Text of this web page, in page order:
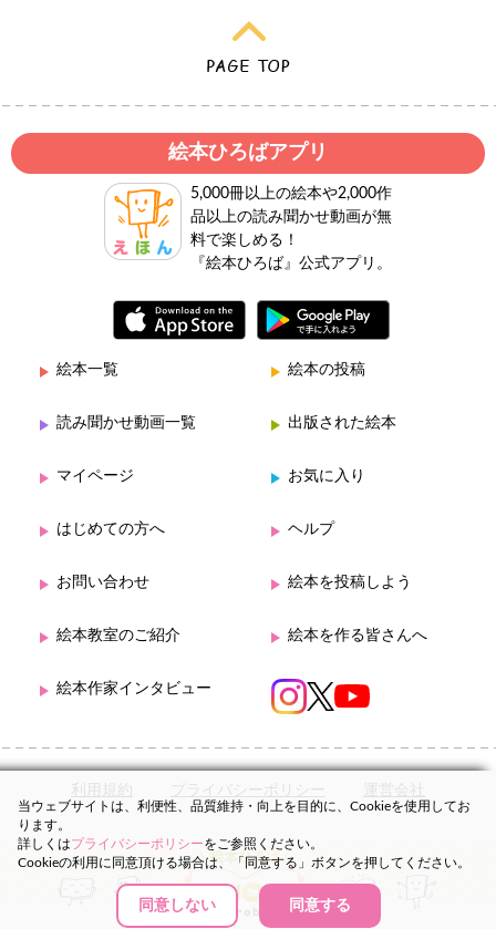
絵本ひろばアプリ
5,000冊以上の絵本や2,000作
品以上の読み聞かせ動画が無
料で楽しめる！
『絵本ひろば』公式アプリ。
絵本一覧 絵本の投稿
読み聞かせ動画一覧 出版された絵本
マイページ お気に入り
はじめての方へ ヘルプ
お問い合わせ 絵本を投稿しよう
絵本教室のご紹介 絵本を作る皆さんへ
絵本作家インタビュー
利用規約 プライバシーポリシー 運営会社
当ウェブサイトは、利便性、品質維持・向上を目的に、Cookieを使用してお
ります。
詳しくはプライバシーポリシーをご参照ください。
Cookieの利用に同意頂ける場合は、「同意する」ボタンを押してください。
同意しない 同意する